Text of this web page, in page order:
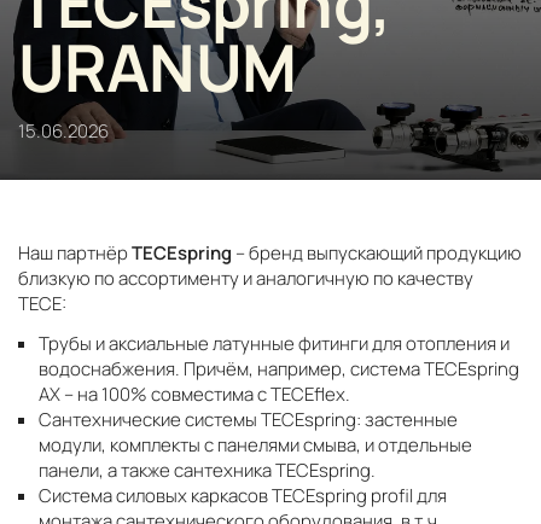
URANUM
15.06.2026
Наш партнёрTECEspring – бренд выпускающий продукцию
близкую по ассортименту и аналогичную по качеству
TECE:
Трубы и аксиальные латунные фитинги для отопления и
водоснабжения. Причём, например, система TECEspring
AX – на 100% совместима с TECEflex.
Сантехнические системы TECEspring: застенные
модули, комплекты с панелями смыва, и отдельные
панели, а также сантехника TECEspring.
Система силовых каркасов TECEspring profil для